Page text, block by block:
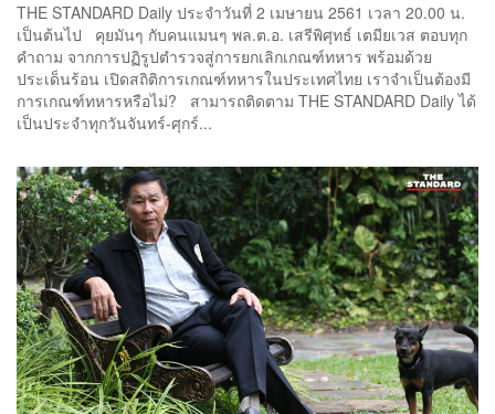
THE STANDARD Daily ประจำวันที่ 2 เมษายน 2561 เวลา 20.00 น.
เป็นต้นไป คุยมันๆ กับคนแมนๆ พล.ต.อ. เสรีพิศุทธ์ เตมียเวส ตอบทุก
คำถาม จากการปฏิรูปตำรวจสู่การยกเลิกเกณฑ์ทหาร พร้อมด้วย
ประเด็นร้อน เปิดสถิติการเกณฑ์ทหารในประเทศไทย เราจำเป็นต้องมี
การเกณฑ์ทหารหรือไม่? สามารถติดตาม THE STANDARD Daily ได้
เป็นประจำทุกวันจันทร์-ศุกร์...